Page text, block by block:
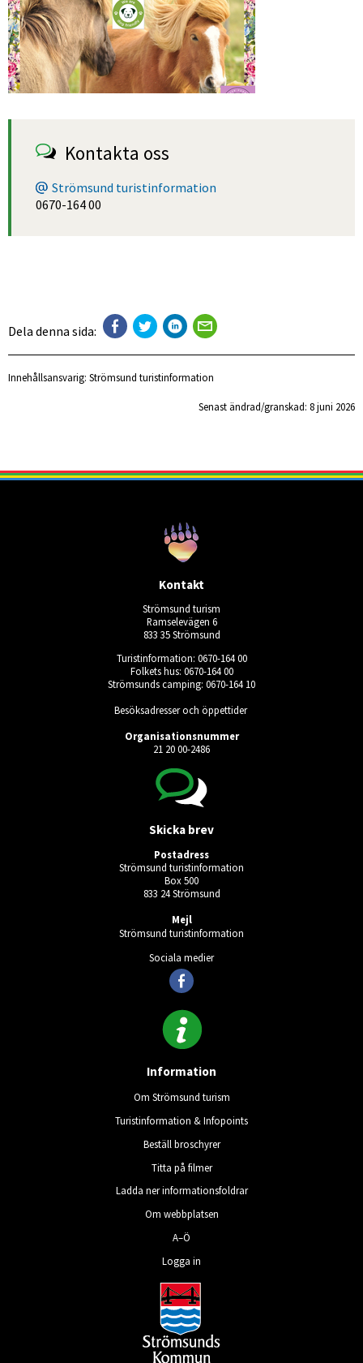
Kontakta oss
Strömsund turistinformation
0670-164 00
Dela denna sida:
Innehållsansvarig: Strömsund turistinformation
Senast ändrad/granskad: 8 juni 2026
Kontakt
Strömsund turism
Ramselevägen 6
833 35 Strömsund
Turistinformation: 0670-164 00
Folkets hus: 0670-164 00
Strömsunds camping: 0670-164 10
Besöksadresser och öppettider
Organisationsnummer
21 20 00-2486
Skicka brev
Postadress
Strömsund turistinformation
Box 500
833 24 Strömsund
Mejl
Strömsund turistinformation
Sociala medier
Information
Om Strömsund turism
Turistinformation & Infopoints
Beställ broschyrer
Titta på filmer
Ladda ner informationsfoldrar
Om webbplatsen
A–Ö
Logga in